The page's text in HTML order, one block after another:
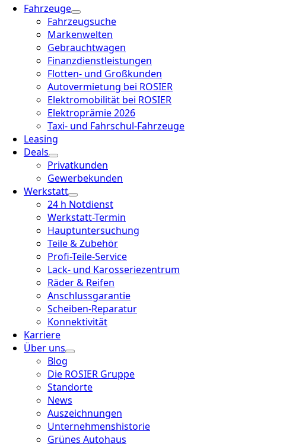
Fahrzeuge
Fahrzeugsuche
Markenwelten
Gebrauchtwagen
Finanzdienstleistungen
Flotten- und Großkunden
Autovermietung bei ROSIER
Elektromobilität bei ROSIER
Elektroprämie 2026
Taxi- und Fahrschul-Fahrzeuge
Leasing
Deals
Privatkunden
Gewerbekunden
Werkstatt
24 h Notdienst
Werkstatt-Termin
Hauptuntersuchung
Teile & Zubehör
Profi-Teile-Service
Lack- und Karosseriezentrum
Räder & Reifen
Anschlussgarantie
Scheiben-Reparatur
Konnektivität
Karriere
Über uns
Blog
Die ROSIER Gruppe
Standorte
News
Auszeichnungen
Unternehmenshistorie
Grünes Autohaus